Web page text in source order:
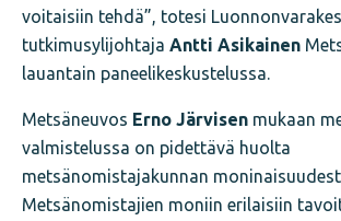
voitaisiin tehdä”, totesi
tutkimusylijohtaja Antti Asikainen
lauantain paneelikeskustelussa.
Metsäneuvos Erno Järvisen mukaan
valmistelussa on pidettävä huolta
metsänomistajakunnan
Metsänomistajien moniin erilaisiin